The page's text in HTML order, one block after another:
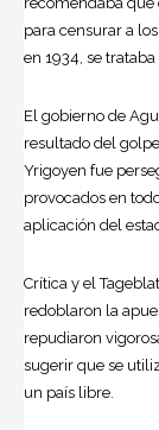
para censurar a
en 1934, se
El gobierno de
resultado del
Yrigoyen fue
provocados en
aplicación del
Crítica y el
redoblaron la
repudiaron
sugerir que se
un país libre.